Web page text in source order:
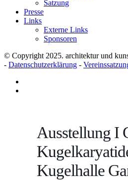
Satzung
Presse
Links
Externe Links
Sponsoren
© Copyright 2025. architektur und
- Datenschutzerklärung -
Ausstellung I
Kugelhalle